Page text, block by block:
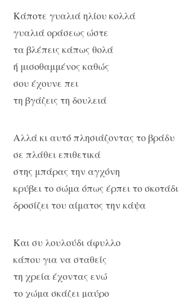
Κάποτε γυαλιά ηλίου κολλά
γυαλιά οράσεως ώστε
τα βλέπεις κάπως θολά
ή μισοθαμμένος καθώς
σου έχουνε πει
τη βγάζεις τη δουλειά
Αλλά κι αυτό πλησιάζοντας το βράδυ
σε πλάθει επιθετικά
στης μπάρας την αγχόνη
κρύβει το σώμα όπως έρπει το σκοτάδι
δροσίζει του αίματος την κάψα
Και συ λουλούδι άφυλλο
κάπου για να σταθείς
τη χρεία έχοντας ενώ
το χώμα σκάζει μαύρο